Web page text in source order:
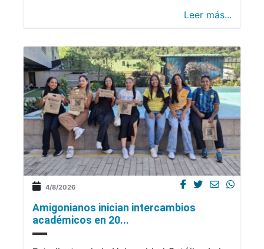
Leer más...
4/8/2026
Amigonianos inician intercambios
académicos en 20...